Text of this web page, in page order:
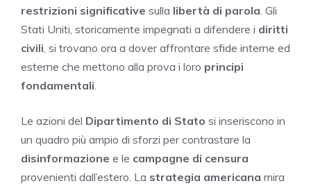
restrizioni significative sulla libertà di parola. Gli
Stati Uniti, storicamente impegnati a difendere i diritti
civili, si trovano ora a dover affrontare sfide interne ed
esterne che mettono alla prova i loro principi
fondamentali.
Le azioni del Dipartimento di Stato si inseriscono in
un quadro più ampio di sforzi per contrastare la
disinformazione e le campagne di censura
provenienti dall’estero. La strategia americana mira